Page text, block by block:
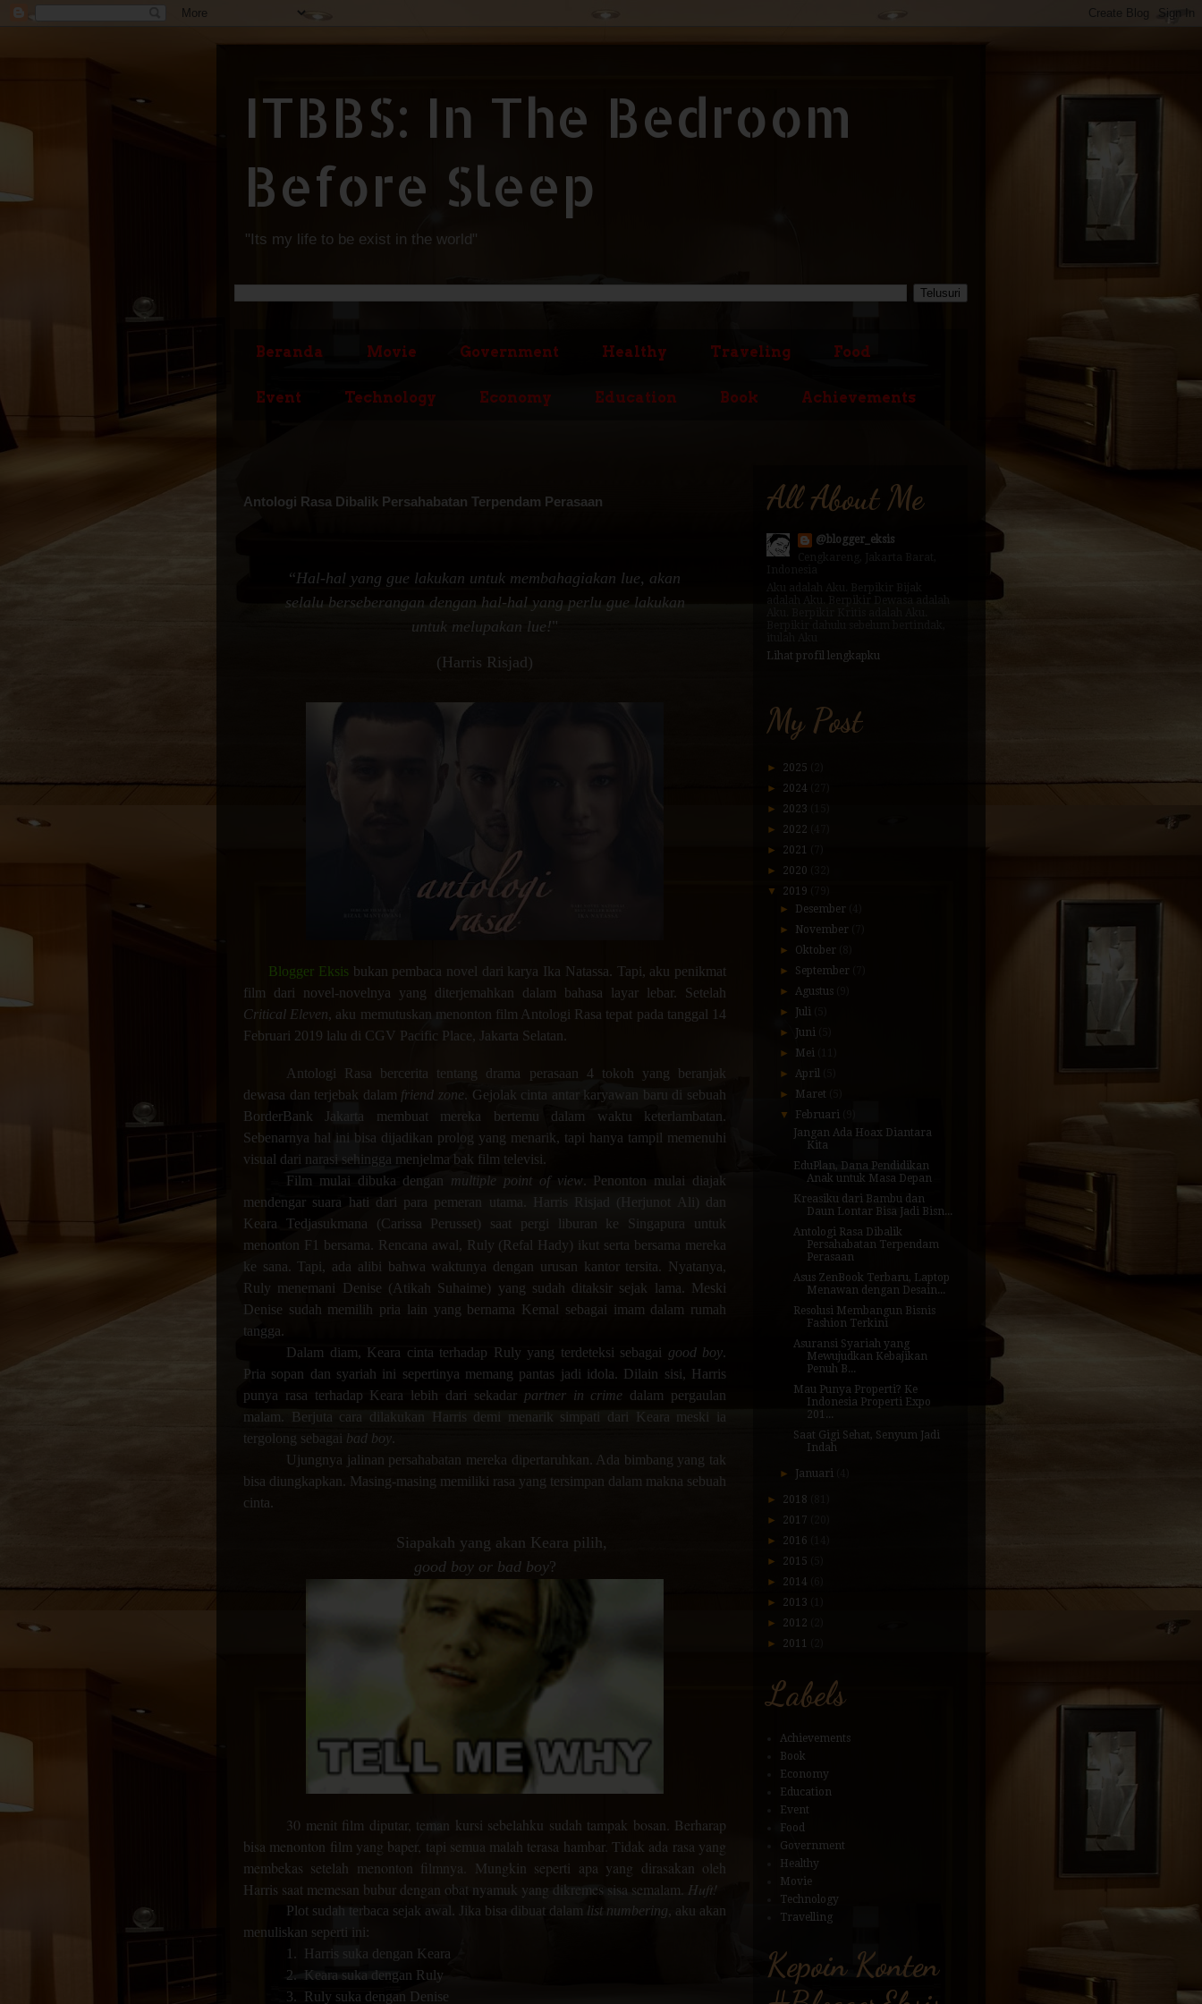
ITBBS: In The Bedroom
Before Sleep
"Its my life to be exist in the world"
Beranda Movie Government Healthy Traveling Food
Event Technology Economy Education Book Achievements
Antologi Rasa Dibalik Persahabatan Terpendam Perasaan
“Hal-hal yang gue lakukan untuk membahagiakan lue, akan
selalu berseberangan dengan hal-hal yang perlu gue lakukan
untuk melupakan lue!"
(Harris Risjad)
Blogger Eksisbukan pembaca novel dari karya Ika Natassa. Tapi, aku penikmat
film dari novel-novelnya yang diterjemahkan dalam bahasa layar lebar. Setelah
Critical Eleven, aku memutuskan menonton film Antologi Rasa tepat pada tanggal 14
Februari 2019 lalu di CGV Pacific Place, Jakarta Selatan.
Antologi Rasa bercerita tentang drama perasaan 4 tokoh yang beranjak
dewasa dan terjebak dalam friend zone. Gejolak cinta antar karyawan baru di sebuah
BorderBank Jakarta membuat mereka bertemu dalam waktu keterlambatan.
Sebenarnya hal ini bisa dijadikan prolog yang menarik, tapi hanya tampil memenuhi
visual dari narasi sehingga menjelma bak film televisi.
Film mulai dibuka dengan multiple point of view. Penonton mulai diajak
mendengar suara hati dari para pemeran utama. Harris Risjad (Herjunot Ali) dan
Keara Tedjasukmana (Carissa Perusset) saat pergi liburan ke Singapura untuk
menonton F1 bersama. Rencana awal, Ruly (Refal Hady) ikut serta bersama mereka
ke sana. Tapi, ada alibi bahwa waktunya dengan urusan kantor tersita. Nyatanya,
Ruly menemani Denise (Atikah Suhaime) yang sudah ditaksir sejak lama. Meski
Denise sudah memilih pria lain yang bernama Kemal sebagai imam dalam rumah
tangga.
Dalam diam, Keara cinta terhadap Ruly yang terdeteksi sebagai good boy.
Pria sopan dan syariah ini sepertinya memang pantas jadi idola. Dilain sisi, Harris
punya rasa terhadap Keara lebih dari sekadar partner in crime dalam pergaulan
malam. Berjuta cara dilakukan Harris demi menarik simpati dari Keara meski ia
tergolong sebagai bad boy.
Ujungnya jalinan persahabatan mereka dipertaruhkan. Ada bimbang yang tak
bisa diungkapkan. Masing-masing memiliki rasa yang tersimpan dalam makna sebuah
cinta.
Siapakah yang akan Keara pilih,
good boy or bad boy?
30 menit film diputar, teman kursi sebelahku sudah tampak bosan. Berharap
bisa menonton film yang baper, tapi semua malah terasa hambar. Tidak ada rasa yang
membekas setelah menonton filmnya. Mungkin seperti apa yang dirasakan oleh
Harris saat memesan bubur dengan obat nyamuk yang dikremes sisa semalam. Huft!
Plot sudah terbaca sejak awal. Jika bisa dibuat dalam list numbering, aku akan
menuliskan seperti ini:
1.
Harris suka dengan Keara
2.
Keara suka dengan Ruly
3.
Ruly suka dengan Denise
All About Me
@blogger_eksis
Lihat profil lengkapku
My Post
► 2025
► 2024
► 2023
► 2022
► 2021
► 2020
▼ 2019
► Desember
► November
► Oktober
► September
►Agustus
► Juli
► Juni
► Mei
►April
► Maret
▼ Februari
Jangan Ada Hoax Diantara
Kita
EduPlan, Dana Pendidikan
Anak untuk Masa Depan
Kreasiku dari Bambu dan
Daun Lontar Bisa Jadi Bisn...
Antologi Rasa Dibalik
Persahabatan Terpendam
Perasaan
Asus ZenBook Terbaru, Laptop
Menawan dengan Desain...
Resolusi Membangun Bisnis
Fashion Terkini
Asuransi Syariah yang
Mewujudkan Kebajikan
Penuh B...
Mau Punya Properti? Ke
Indonesia Properti Expo
201...
Saat Gigi Sehat, Senyum Jadi
Indah
► Januari
► 2018
► 2017
► 2016
► 2015
► 2014
► 2013
► 2012
► 2011
Labels
Achievements
Book
Economy
Education
Event
Food
Government
Healthy
Movie
Technology
Travelling
Kepoin Konten